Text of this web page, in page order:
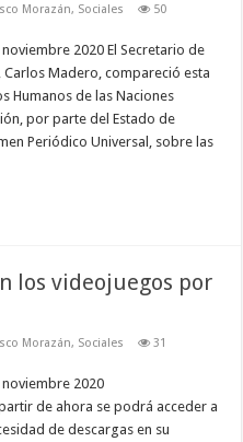
Morazán, Sociales 50
2020 El Secretario de
Madero, compareció esta
Humanos de las Naciones
por parte del Estado de
Periódico Universal, sobre las
los videojuegos por
Morazán, Sociales 31
2020
de ahora se podrá acceder a
de descargas en su